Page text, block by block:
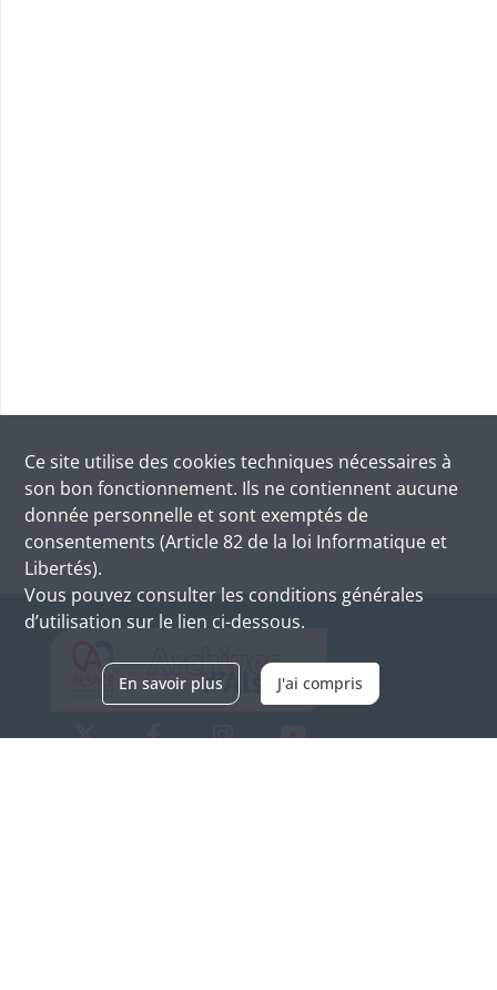
Ce site utilise des cookies techniques nécessaires à
son bon fonctionnement. Ils ne contiennent aucune
donnée personnelle et sont exemptés de
consentements (Article 82 de la loi Informatique et
Libertés).
Vous pouvez consulter les conditions générales
d’utilisation sur le lien ci-dessous.
En savoir plus J'ai compris